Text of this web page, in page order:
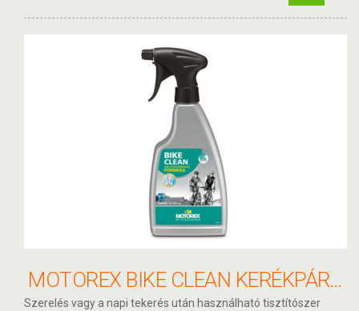
MOTOREX BIKE CLEAN KERÉKPÁRTISZTÍTÓ SPRICNI 500ML
Szerelés vagy a napi tekerés után használható tisztítószer